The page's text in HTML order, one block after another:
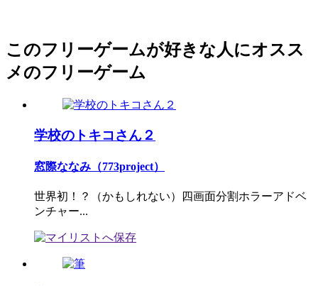
このフリーゲームが好きな人にオスス
メのフリーゲーム
学校のトキコさん２
窓際ななみ（773project）
世界初！？（かもしれない）四画面分割ホラーアドベ
ンチャー...